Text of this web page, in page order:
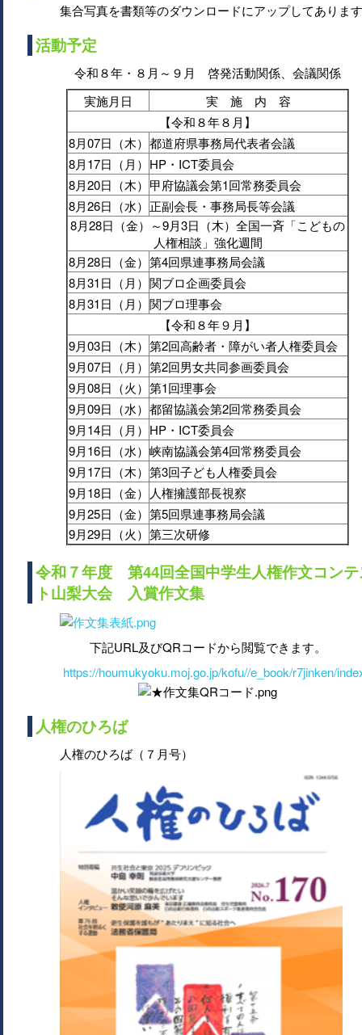
集合写真を書類等のダウンロードにアップしてありま
活動予定
令和８年・８月～９月 啓発活動関係、会議関係
実施月日
実 施 内 容
【令和８年８月】
8月07日（木） 都道府県事務局代表者会議
8月17日（月） HP・ICT委員会
8月20日（木） 甲府協議会第1回常務委員会
8月26日（水） 正副会長・事務局長等会議
8月28日（金）～9月3日（木）全国一斉「こどもの
人権相談」強化週間
8月28日（金） 第4回県連事務局会議
8月31日（月） 関ブロ企画委員会
8月31日（月） 関ブロ理事会
【令和８年９月】
9月03日（木） 第2回高齢者・障がい者人権委員会
9月07日（月） 第2回男女共同参画委員会
9月08日（火） 第1回理事会
9月09日（水） 都留協議会第2回常務委員会
9月14日（月） HP・ICT委員会
9月16日（水） 峡南協議会第4回常務委員会
9月17日（木） 第3回子ども人権委員会
9月18日（金）
人権擁護部長視察
9月25日（金） 第5回県連事務局会議
9月29日（火） 第三次研修
令和７年度 第44回全国中学生人権作文コン
ト山梨大会 入賞作文集
下記URL及びQRコードから閲覧できます。
https://houmukyoku.moj.go.jp/kofu//e_book/r7jinken/
人権のひろば
人権のひろば（７月号）